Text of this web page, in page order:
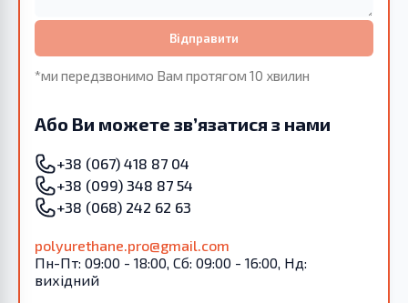
Відправити
*ми передзвонимо Вам протягом 10 хвилин
Або Ви можете зв’язатися з нами
+38 (067) 418 87 04
+38 (099) 348 87 54
+38 (068) 242 62 63
polyurethane.pro@gmail.com
Пн-Пт: 09:00 - 18:00, Сб: 09:00 - 16:00, Нд:
вихідний